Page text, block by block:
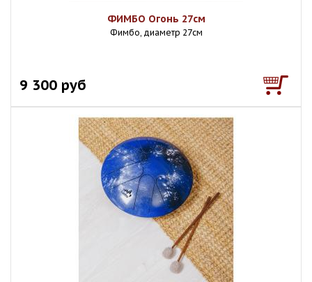
ФИМБО Огонь 27см
Фимбо, диаметр 27см
9 300 руб